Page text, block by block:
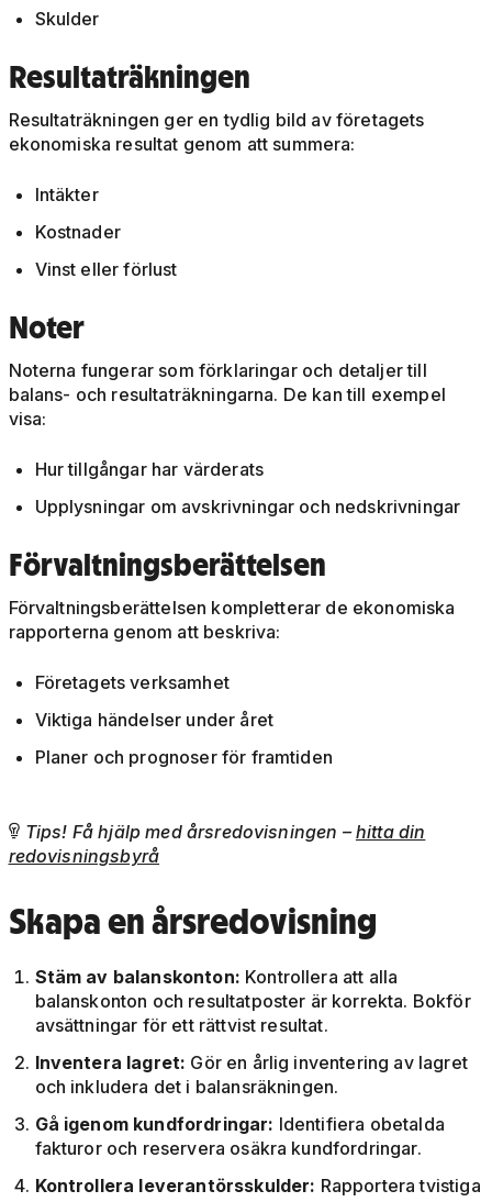
Skulder
Resultaträkningen
Resultaträkningen ger en tydlig bild av företagets
ekonomiska resultat genom att summera:
Intäkter
Kostnader
Vinst eller förlust
Noter
Noterna fungerar som förklaringar och detaljer till
balans- och resultaträkningarna. De kan till exempel
visa:
Hur tillgångar har värderats
Upplysningar om avskrivningar och nedskrivningar
Förvaltningsberättelsen
Förvaltningsberättelsen kompletterar de ekonomiska
rapporterna genom att beskriva:
Företagets verksamhet
Viktiga händelser under året
Planer och prognoser för framtiden
 Tips! Få hjälp med årsredovisningen –hitta din
redovisningsbyrå
Skapa en årsredovisning
Stäm av balanskonton: Kontrollera att alla
balanskonton och resultatposter är korrekta. Bokför
avsättningar för ett rättvist resultat.
Inventera lagret: Gör en årlig inventering av lagret
och inkludera det i balansräkningen.
Gå igenom kundfordringar: Identifiera obetalda
fakturor och reservera osäkra kundfordringar.
Kontrollera leverantörsskulder: Rapportera tvistiga